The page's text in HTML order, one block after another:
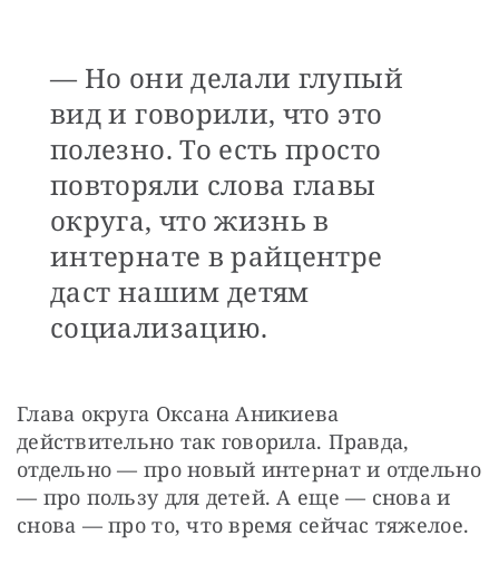
— Но они делали глупый
вид и говорили, что это
полезно. То есть просто
повторяли слова главы
округа, что жизнь в
интернате в райцентре
даст нашим детям
социализацию.
Глава округа Оксана Аникиева
действительно так говорила. Правда,
отдельно — про новый интернат и отдельно
— про пользу для детей. А еще — снова и
снова — про то, что время сейчас тяжелое.